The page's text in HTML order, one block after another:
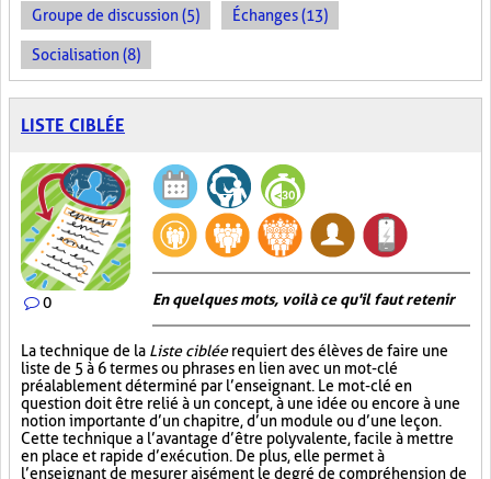
Groupe de discussion (5) Échanges (13)
Socialisation (8)
LISTE CIBLÉE
0 En quelques mots, voilà ce qu'il faut retenir
La technique de la Liste cibléerequiert des élèves de faire une
liste de 5 à 6 termes ou phrases en lien avec un mot-clé
préalablement déterminé par l’enseignant. Le mot-clé en
question doit être relié à un concept, à une idée ou encore à une
notion importante d’un chapitre, d’un module ou d’une leçon.
Cette technique a l’avantage d’être polyvalente, facile à mettre
en place et rapide d’exécution. De plus, elle permet à
l’enseignant de mesurer aisément le degré de compréhension de